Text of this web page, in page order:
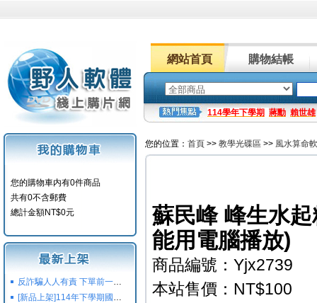
網站首頁 購物結帳
114學年下學期 蔣勳 賴世雄
您的購物車内有0件商品
共有0不含郵費
總計金額NT$0元
反詐騙人人有責 下單前一定要注意
[新品上架]114年下學期國小國中高中命題光碟,校用卷,習作
您的位置： 首頁 >> 教學光碟區 >> 風水算命
蘇民峰 峰生水
能用電腦播放)
商品編號：Yjx2739
本站售價：NT$100